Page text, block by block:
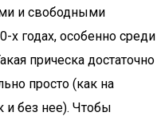
и свободными
х годах, особенно среди
прическа достаточно
просто (как на
и без нее). Чтобы